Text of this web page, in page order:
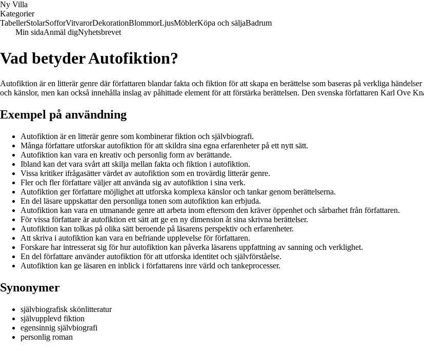
Ny Villa
Kategorier
TabellerStolarSofforVitvarorDekorationBlommorLjusMöblerKöpa och säljaBadrum
Min sidaAnmäl digNyhetsbrevet
Vad betyder Autofiktion?
Autofiktion är en litterär genre där författaren blandar fakta och fiktion för att skapa en berättelse som baseras på verkliga
och känslor, men kan också innehålla inslag av påhittade element för att förstärka berättelsen. Den svenska författaren Karl Ove
Exempel på användning
Autofiktion är en litterär genre som kombinerar fiktion och självbiografi.
Många författare utforskar autofiktion för att skildra sina egna erfarenheter på ett nytt sätt.
Autofiktion kan vara en kreativ och personlig form av berättande.
Ibland kan det vara svårt att skilja mellan fakta och fiktion i autofiktion.
Vissa kritiker ifrågasätter värdet av autofiktion som en trovärdig litterär genre.
Fler och fler författare väljer att använda sig av autofiktion i sina verk.
Autofiktion ger författare möjlighet att utforska komplexa känslor och tankar genom berättelserna.
En del läsare uppskattar den personliga tonen som autofiktion kan erbjuda.
Autofiktion kan vara en utmanande genre att arbeta inom eftersom den kräver öppenhet och sårbarhet från författaren.
För vissa författare är autofiktion ett sätt att ge en ny dimension åt sina skrivna berättelser.
Autofiktion kan tolkas på olika sätt beroende på läsarens perspektiv och erfarenheter.
Att skriva i autofiktion kan vara en befriande upplevelse för författaren.
Forskare har intresserat sig för hur autofiktion kan påverka läsarens uppfattning av sanning och verklighet.
En del författare använder autofiktion för att utforska identitet och självförståelse.
Autofiktion kan ge läsaren en inblick i författarens inre värld och tankeprocesser.
Synonymer
självbiografisk skönlitteratur
självupplevd fiktion
egensinnig självbiografi
personlig roman